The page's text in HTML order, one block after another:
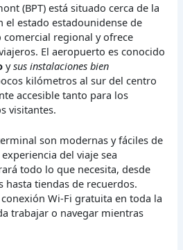
(BPT) está situado cerca de la
el estado estadounidense de
comercial regional y ofrece
El aeropuerto es conocido
ysus instalaciones bien
kilómetros al sur del centro
accesible tanto para los
visitantes.
son modernas y fáciles de
del viaje sea
todo lo que necesita, desde
hasta tiendas de recuerdos.
Wi-Fi gratuita en toda la
trabajar o navegar mientras